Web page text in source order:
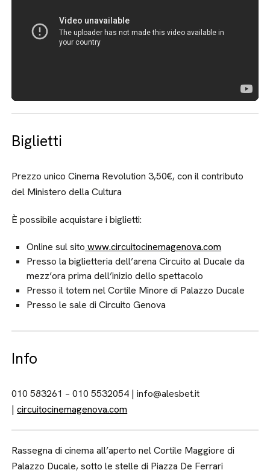
Biglietti
Prezzo unico Cinema Revolution 3,50€, con il contributo
del Ministero della Cultura
È possibile acquistare i biglietti:
Online sul sito www.circuitocinemagenova.com
Presso la biglietteria dell’arena Circuito al Ducale da
mezz’ora prima dell’inizio dello spettacolo
Presso il totem nel Cortile Minore di Palazzo Ducale
Presso le sale di Circuito Genova
Info
010 583261 – 010 5532054 | info@alesbet.it
|circuitocinemagenova.com
Rassegna di cinema all’aperto nel Cortile Maggiore di
Palazzo Ducale, sotto le stelle di Piazza De Ferrari